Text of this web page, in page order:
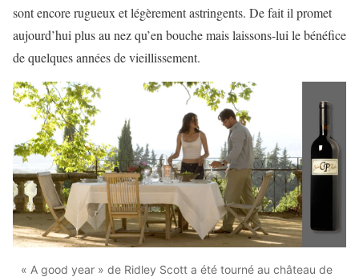
sont encore rugueux et légèrement astringents. De fait il promet
aujourd’hui plus au nez qu’en bouche mais laissons-lui le bénéfice
de quelques années de vieillissement.
« A good year » de Ridley Scott a été tourné au château de